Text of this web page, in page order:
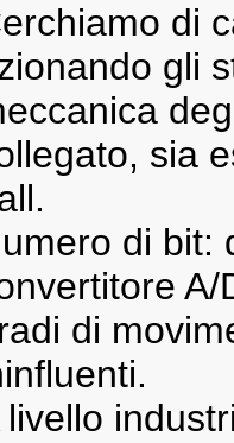
di
gli
sia
di bit:
di
livello